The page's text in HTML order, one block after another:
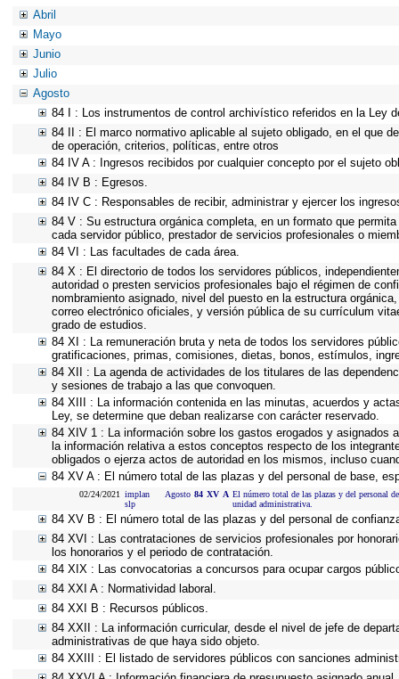
Abril
Mayo
Junio
Julio
Agosto
84 I : Los instrumentos de control archivístico referidos en la Ley
84 II : El marco normativo aplicable al sujeto obligado, en el que
de operación, criterios, políticas, entre otros
84 IV A : Ingresos recibidos por cualquier concepto por el sujeto
84 IV B : Egresos.
84 IV C : Responsables de recibir, administrar y ejercer los
84 V : Su estructura orgánica completa, en un formato que
cada servidor público, prestador de servicios profesionales o
84 VI : Las facultades de cada área.
84 X : El directorio de todos los servidores públicos,
autoridad o presten servicios profesionales bajo el régimen de
nombramiento asignado, nivel del puesto en la estructura
correo electrónico oficiales, y versión pública de su currículum
grado de estudios.
84 XI : La remuneración bruta y neta de todos los servidores
gratificaciones, primas, comisiones, dietas, bonos, estímulos,
84 XII : La agenda de actividades de los titulares de las
y sesiones de trabajo a las que convoquen.
84 XIII : La información contenida en las minutas, acuerdos y
Ley, se determine que deban realizarse con carácter reservado.
84 XIV 1 : La información sobre los gastos erogados y
la información relativa a estos conceptos respecto de los
obligados o ejerza actos de autoridad en los mismos, incluso
84 XV A : El número total de las plazas y del personal de base,
02/24/2021
implan
slp
Agosto 84 XV A El número total de las plazas y del personal
unidad administrativa.
84 XV B : El número total de las plazas y del personal de
84 XVI : Las contrataciones de servicios profesionales por
los honorarios y el periodo de contratación.
84 XIX : Las convocatorias a concursos para ocupar cargos
84 XXI A : Normatividad laboral.
84 XXI B : Recursos públicos.
84 XXII : La información curricular, desde el nivel de jefe de
administrativas de que haya sido objeto.
84 XXIII : El listado de servidores públicos con sanciones